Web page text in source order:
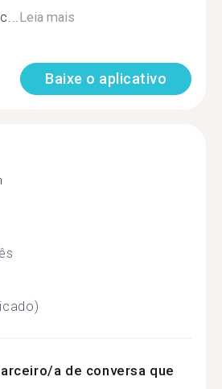
Leia mais
Baixe o aplicativo
a de conversa que